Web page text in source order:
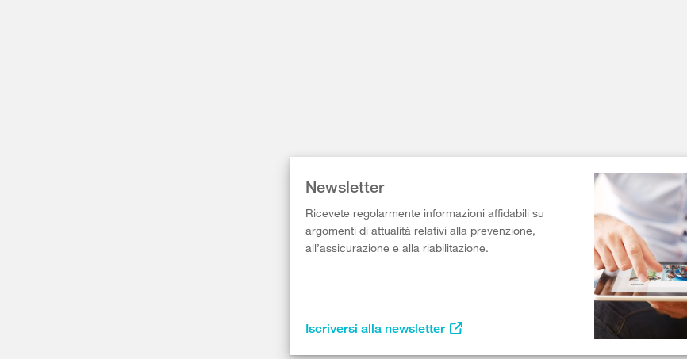
Newsletter
Ricevete regolarmente informazioni affidabili su
argomenti di attualità relativi alla prevenzione,
all’assicurazione e alla riabilitazione.
Iscriversi alla newsletter